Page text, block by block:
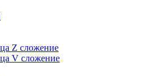
Z сложение
V сложение